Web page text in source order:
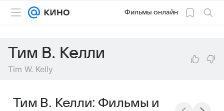
Фильмы онлайн
Тим В. Келли
Tim W. Kelly
Тим В. Келли: Фильмы и